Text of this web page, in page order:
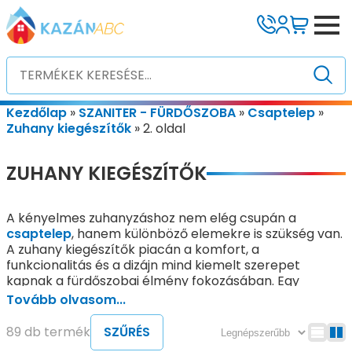
Kezdőlap » SZANITER - FÜRDŐSZOBA » Csaptelep »
Zuhany kiegészítők »2. oldal
ZUHANY KIEGÉSZÍTŐK
A kényelmes zuhanyzáshoz nem elég csupán a
csaptelep, hanem különböző elemekre is szükség van.
A zuhany kiegészítők piacán a komfort, a
funkcionalitás és a dizájn mind kiemelt szerepet
kapnak a fürdőszobai élmény fokozásában. Egy
modern fürdőszoba elengedhetetlen elemei a
kézizuhany, fejzuhany, gégecső, zuhanytartó vagy a
komplett zuhanyszett, amelyek mind hozzájárulnak a
kényelmes, praktikus és esztétikus fürdőzéshez.
Tovább olvasom...
89 db termék
SZŰRÉS